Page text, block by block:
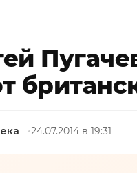
24.07.2014 в 19:31